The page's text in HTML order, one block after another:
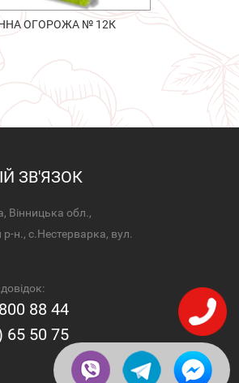
ОГОРОЖА № 12К
ЗВ'ЯЗОК
Вінницька обл.,
н., с.Нестерварка, вул.
88 44
65 50 75